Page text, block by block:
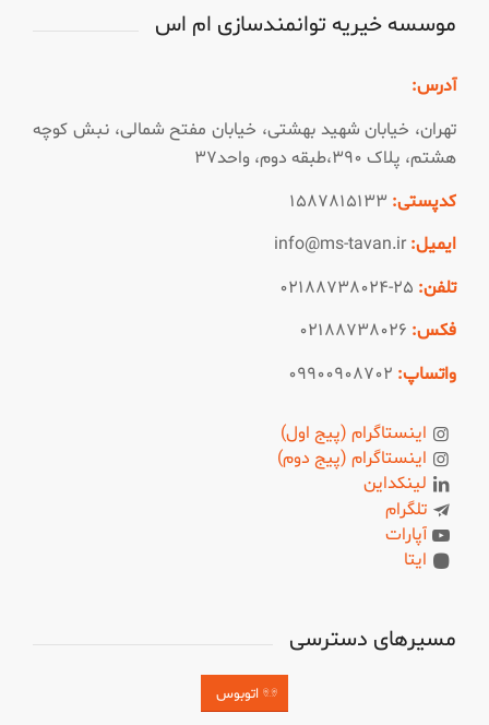
موسسه خیریه توانمندسازی ام اس
آدرس:
تهران، خیابان شهید بهشتی، خیابان مفتح شمالی، نبش کوچه
هشتم، پلاک ۳۹۰،طبقه دوم، واحد۳۷
کدپستی:
ایمیل:
تلفن:
فکس:
واتساپ:
اینستاگرام (پیج اول)
اینستاگرام (پیج دوم)
لینکداین
تلگرام
آپارات
ایتا
مسیرهای دسترسی
اتوبوس